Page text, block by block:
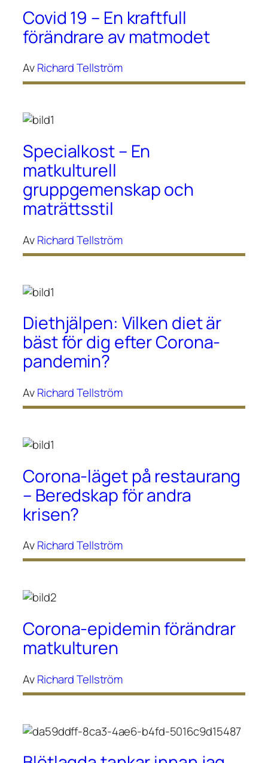
Covid 19 – En kraftfull
förändrare av matmodet
AvRichard Tellström
Specialkost – En
matkulturell
gruppgemenskap och
maträttsstil
AvRichard Tellström
Diethjälpen: Vilken diet är
bäst för dig efter Corona-
pandemin?
AvRichard Tellström
Corona-läget på restaurang
– Beredskap för andra
krisen?
AvRichard Tellström
Corona-epidemin förändrar
matkulturen
AvRichard Tellström